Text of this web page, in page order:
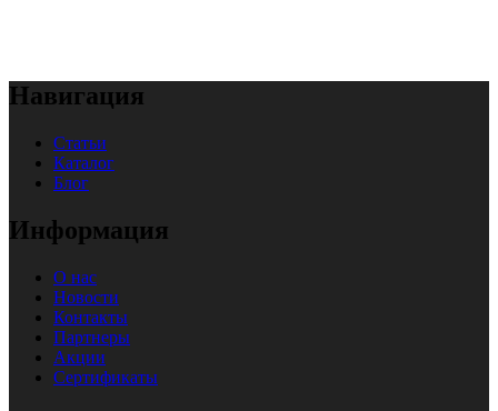
Навигация
Статьи
Каталог
Блог
Информация
О нас
Новости
Контакты
Партнеры
Акции
Сертификаты